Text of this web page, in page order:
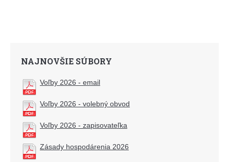
NAJNOVŠIE SÚBORY
Voľby 2026 - email
Voľby 2026 - volebný obvod
Voľby 2026 - zapisovateľka
Zásady hospodárenia 2026